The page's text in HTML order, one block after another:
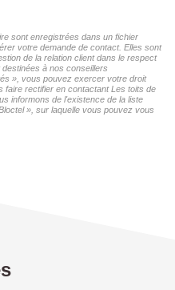
sont enregistrées dans un fichier
votre demande de contact. Elles sont
de la relation client dans le respect
à nos conseillers
», vous pouvez exercer votre droit
rectifier en contactant Les toits de
informons de l'existence de la liste
», sur laquelle vous pouvez vous